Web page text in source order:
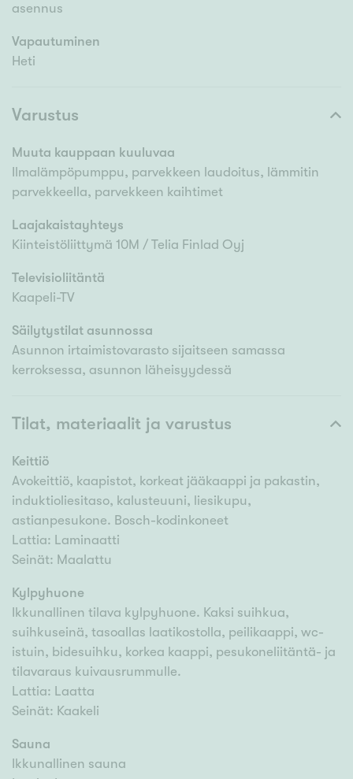
asennus
Vapautuminen
Heti
Varustus
Muuta kauppaan kuuluvaa
Ilmalämpöpumppu, parvekkeen laudoitus, lämmitin
parvekkeella, parvekkeen kaihtimet
Laajakaistayhteys
Kiinteistöliittymä 10M / Telia Finlad Oyj
Televisioliitäntä
Kaapeli-TV
Säilytystilat asunnossa
Asunnon irtaimistovarasto sijaitseen samassa
kerroksessa, asunnon läheisyydessä
Tilat, materiaalit ja varustus
Keittiö
Avokeittiö, kaapistot, korkeat jääkaappi ja pakastin,
induktioliesitaso, kalusteuuni, liesikupu,
astianpesukone. Bosch-kodinkoneet
Lattia: Laminaatti
Seinät: Maalattu
Kylpyhuone
Ikkunallinen tilava kylpyhuone. Kaksi suihkua,
suihkuseinä, tasoallas laatikostolla, peilikaappi, wc-
istuin, bidesuihku, korkea kaappi, pesukoneliitäntä- ja
tilavaraus kuivausrummulle.
Lattia: Laatta
Seinät: Kaakeli
Sauna
Ikkunallinen sauna